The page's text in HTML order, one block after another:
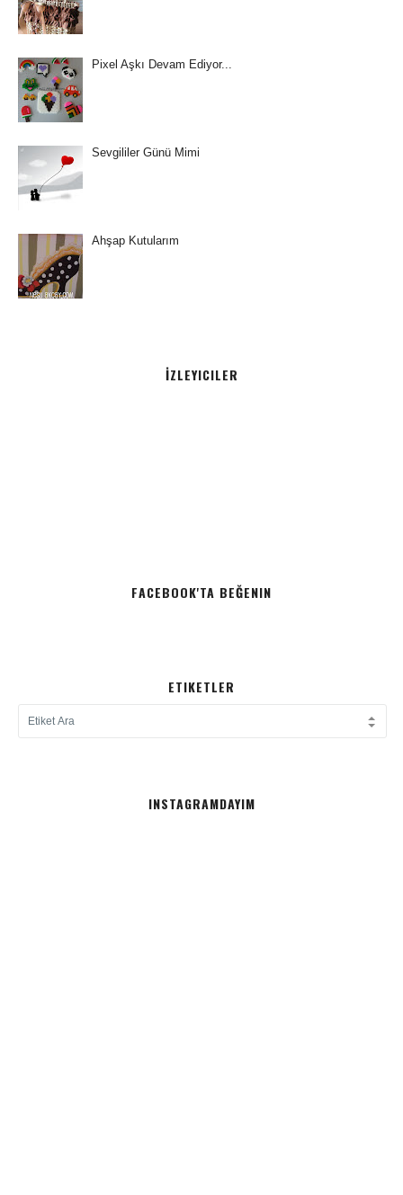
Pixel Aşkı Devam Ediyor...
Sevgililer Günü Mimi
Ahşap Kutularım
İZLEYICILER
FACEBOOK'TA BEĞENIN
ETIKETLER
INSTAGRAMDAYIM